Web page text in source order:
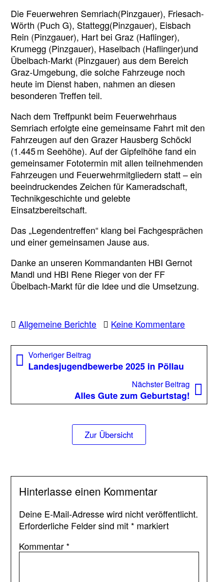
Die Feuerwehren Semriach(Pinzgauer), Friesach-
Wörth (Puch G), Stattegg(Pinzgauer), Eisbach
Rein (Pinzgauer), Hart bei Graz (Haflinger),
Krumegg (Pinzgauer), Haselbach (Haflinger)und
Übelbach-Markt (Pinzgauer) aus dem Bereich
Graz-Umgebung, die solche Fahrzeuge noch
heute im Dienst haben, nahmen an diesen
besonderen Treffen teil.
Nach dem Treffpunkt beim Feuerwehrhaus
Semriach erfolgte eine gemeinsame Fahrt mit den
Fahrzeugen auf den Grazer Hausberg Schöckl
(1.445 m Seehöhe). Auf der Gipfelhöhe fand ein
gemeinsamer Fototermin mit allen teilnehmenden
Fahrzeugen und Feuerwehrmitgliedern statt – ein
beeindruckendes Zeichen für Kameradschaft,
Technikgeschichte und gelebte
Einsatzbereitschaft.
Das „Legendentreffen“ klang bei Fachgesprächen
und einer gemeinsamen Jause aus.
Danke an unseren Kommandanten HBI Gernot
Mandl und HBI Rene Rieger von der FF
Übelbach-Markt für die Idee und die Umsetzung.
Allgemeine Berichte Keine Kommentarezu
der
im
Beitragsnavigation
Vorheriger Beitrag
Beitrag:
Landesjugendbewerbe 2025 in Pöllau
Nächster Beitrag
Alles Gute zum Geburtstag!
Zur Übersicht
Hinterlasse einen Kommentar
Deine E-Mail-Adresse wird nicht veröffentlicht.
Erforderliche Felder sind mit * markiert
Kommentar *